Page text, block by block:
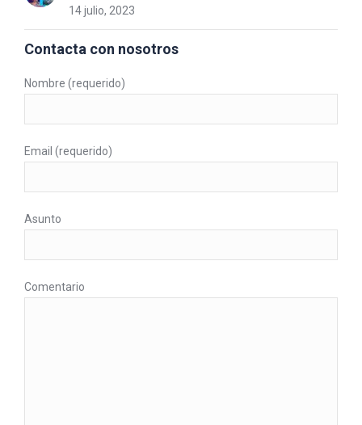
14 julio, 2023
Contacta con nosotros
Nombre (requerido)
Email (requerido)
Asunto
Comentario